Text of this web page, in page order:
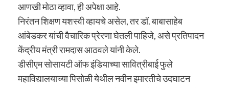
आणखी मोठा व्हावा, ही अपेक्षा आहे.
निरंतन शिक्षण यशस्वी व्हायचे असेल, तर डॉ. बाबासाहेब
आंबेडकर यांची वैचारिक प्रेरणा घेतली पाहिजे, असे प्रतिपादन
केंद्रीय मंत्री रामदास आठवले यांनी केले.
डीसीएम सोसायटी ऑफ इंडियाच्या सावित्रीबाई फुले
महाविद्यालयाच्या पिसोळी येथील नवीन इमारतीचे उदघाटन